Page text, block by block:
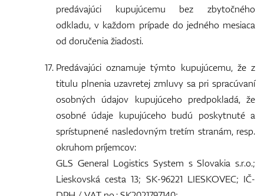
predávajúci kupujúcemu bez zbytočného
odkladu, v každom prípade do jedného mesiaca
od doručenia žiadosti.
Predávajúci oznamuje týmto kupujúcemu, že z
titulu plnenia uzavretej zmluvy sa pri spracúvaní
osobných údajov kupujúceho predpokladá, že
osobné údaje kupujúceho budú poskytnuté a
sprístupnené nasledovným tretím stranám, resp.
okruhom príjemcov:
GLS General Logistics System s Slovakia s.r.o.;
Lieskovská cesta 13; SK-96221 LIESKOVEC; IČ-